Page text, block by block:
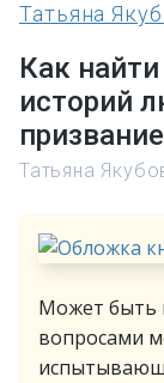
Татьяна
Как
историй
Татьяна
Может быть
вопросами